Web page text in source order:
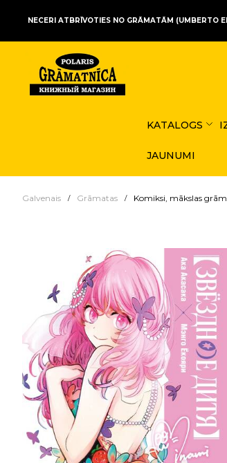
NECERI ATBRĪVOTIES NO GRĀMATĀM (UMBERTO
KATALOGS
JAUNUMI
Galvenais Grāmatas Komiksi, mākslas